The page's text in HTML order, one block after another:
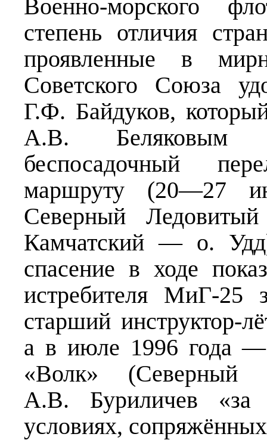
Военно-морского
степень отличия
проявленные в
Советского Союза
Г.Ф. Байдуков,
А.В. Беляковым
беспосадочный
маршруту (20—27
Северный
Камчатский — о.
спасение в ходе
истребителя МиГ-25
старший инструктор-
а в июле 1996 года —
«Волк»
А.В. Буриличев «за
условиях,